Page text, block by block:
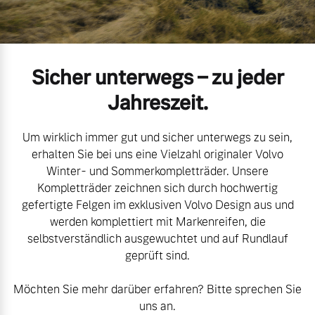
Mild-Hybrid
Geschäftskunden
Editionsmodelle
Konnektivität
Volvo Gebrauchtwagenbörse
Volvo kauft Ihr Auto
Aktuelle Zubehörangebote
Zubehörkatalog
Aktuelle Serviceangebote
Kontakt und Anfahrt
Sicher unterwegs – zu jeder
Jahreszeit.
Um wirklich immer gut und sicher unterwegs zu sein,
erhalten Sie bei uns eine Vielzahl originaler Volvo
Winter- und Sommerkompletträder. Unsere
Kompletträder zeichnen sich durch hochwertig
gefertigte Felgen im exklusiven Volvo Design aus und
werden komplettiert mit Markenreifen, die
selbstverständlich ausgewuchtet und auf Rundlauf
geprüft sind.
Möchten Sie mehr darüber erfahren? Bitte sprechen Sie
uns an.